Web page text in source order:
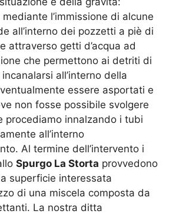
l’immissione di alcune
all’interno dei pozzetti a piè di
attraverso getti d’acqua ad
che permettono ai detriti di
all’interno della
essere asportati e
non fosse possibile svolgere
procediamo innalzando i tubi
all’interno
Al termine dell’intervento i
Spurgo La Storta provvedono
superficie interessata
di una miscela composta da
La nostra ditta